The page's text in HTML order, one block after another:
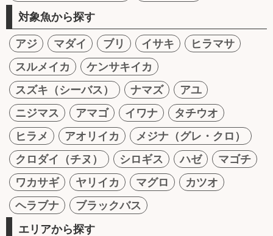
対象魚から探す
アジ マダイ ブリ イサキ
ヒラマサ
スルメイカ
ケンサキイカ
スズキ（シーバス）
ナマズ
アユ
ニジマス
アマゴ イワナ
タチウオ
ヒラメ
アオリイカ
メジナ（グレ・クロ）
クロダイ（チヌ）
シロギス ハゼ
マゴチ
ワカサギ
ヤリイカ マグロ
カツオ
ヘラブナ
ブラックバス
エリアから探す